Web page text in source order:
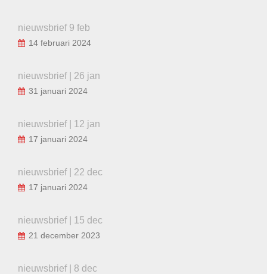
nieuwsbrief 9 feb
14 februari 2024
nieuwsbrief | 26 jan
31 januari 2024
nieuwsbrief | 12 jan
17 januari 2024
nieuwsbrief | 22 dec
17 januari 2024
nieuwsbrief | 15 dec
21 december 2023
nieuwsbrief | 8 dec